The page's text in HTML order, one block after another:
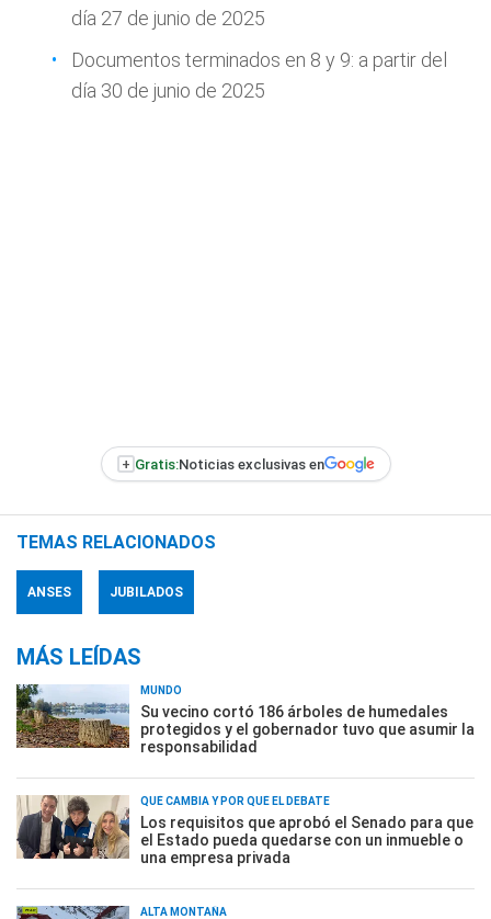
día 27 de junio de 2025
Documentos terminados en 8 y 9: a partir del
día 30 de junio de 2025
+ Gratis:Noticias exclusivas en
TEMAS RELACIONADOS
ANSES JUBILADOS
MÁS LEÍDAS
MUNDO
Su vecino cortó 186 árboles de humedales
protegidos y el gobernador tuvo que asumir la
responsabilidad
QUÉ CAMBIA Y POR QUÉ EL DEBATE
Los requisitos que aprobó el Senado para que
el Estado pueda quedarse con un inmueble o
una empresa privada
ALTA MONTAÑA